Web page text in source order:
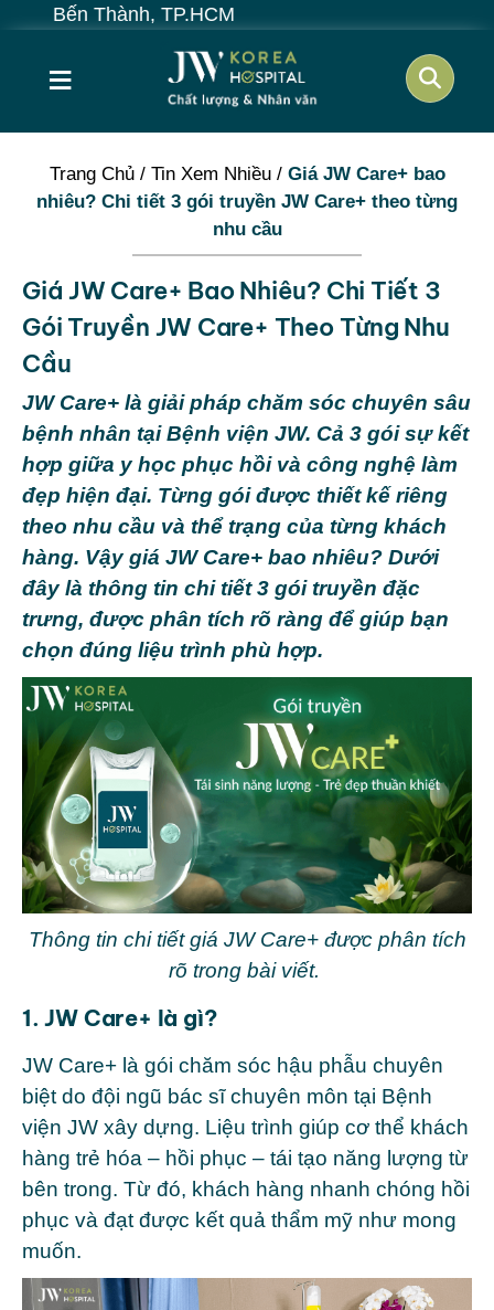
≡
Trang Chủ/ Tin Xem Nhiều/ Giá JW Care+ bao
nhiêu? Chi tiết 3 gói truyền JW Care+ theo từng
nhu cầu
Giá JW Care+ Bao Nhiêu? Chi Tiết 3
Gói Truyền JW Care+ Theo Từng Nhu
Cầu
JW Care+ là giải pháp chăm sóc chuyên sâu
bệnh nhân tại Bệnh viện JW. Cả 3 gói sự kết
hợp giữa y học phục hồi và công nghệ làm
đẹp hiện đại. Từng gói được thiết kế riêng
theo nhu cầu và thể trạng của từng khách
hàng. Vậy giá JW Care+ bao nhiêu? Dưới
đây là thông tin chi tiết 3 gói truyền đặc
trưng, được phân tích rõ ràng để giúp bạn
chọn đúng liệu trình phù hợp.
Thông tin chi tiết giá JW Care+ được phân tích
rõ trong bài viết.
1. JW Care+ là gì?
JW Care+ là gói chăm sóc hậu phẫu chuyên
biệt do đội ngũ bác sĩ chuyên môn tại Bệnh
viện JW xây dựng. Liệu trình giúp cơ thể khách
hàng trẻ hóa – hồi phục – tái tạo năng lượng từ
bên trong. Từ đó, khách hàng nhanh chóng hồi
phục và đạt được kết quả thẩm mỹ như mong
muốn.